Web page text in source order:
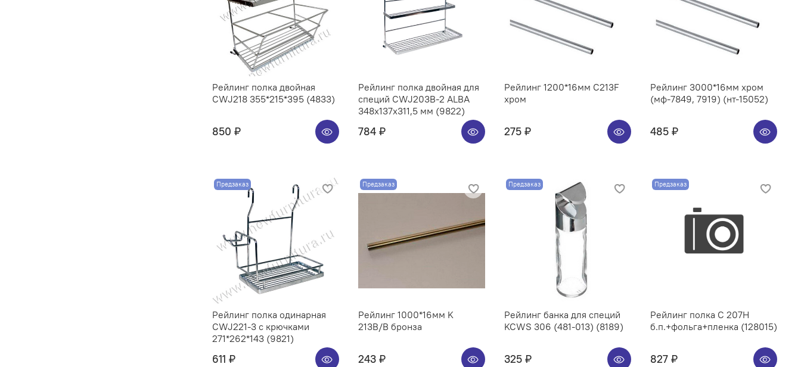
Рейлинг полка двойная
CWJ218 355*215*395 (4833)
850 ₽
Рейлинг полка двойная для
специй CWJ203B-2 ALBA
348x137x311,5 мм (9822)
784 ₽
Рейлинг 1200*16мм C213F
хром
275 ₽
Рейлинг 3000*16мм хром
(мф-7849, 7919) (нт-15052)
485 ₽
Предзаказ
Рейлинг полка одинарная
CWJ221-3 с крючками
271*262*143 (9821)
611 ₽
Предзаказ
Рейлинг 1000*16мм K
213B/B бронза
243 ₽
Предзаказ
Рейлинг банка для специй
KCWS 306 (481-013) (8189)
325 ₽
Предзаказ
Рейлинг полка C 207H
б.п.+фольга+пленка (128015)
827 ₽